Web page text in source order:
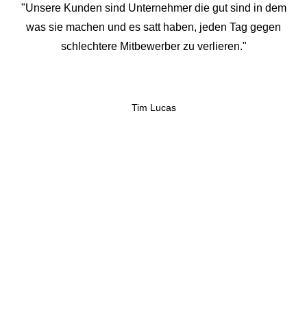
"Unsere Kunden sind Unternehmer die gut sind in dem
was sie machen und es satt haben, jeden Tag gegen
schlechtere Mitbewerber zu verlieren."
Tim Lucas